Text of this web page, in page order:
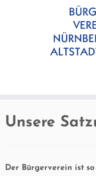
Unsere
Der Bürgerverein ist